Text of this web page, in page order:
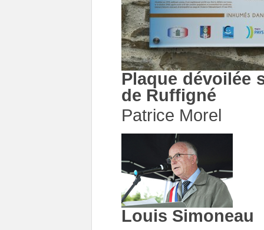
Plaque dévoilée
de Ruffigné
Patrice Morel
Louis Simoneau